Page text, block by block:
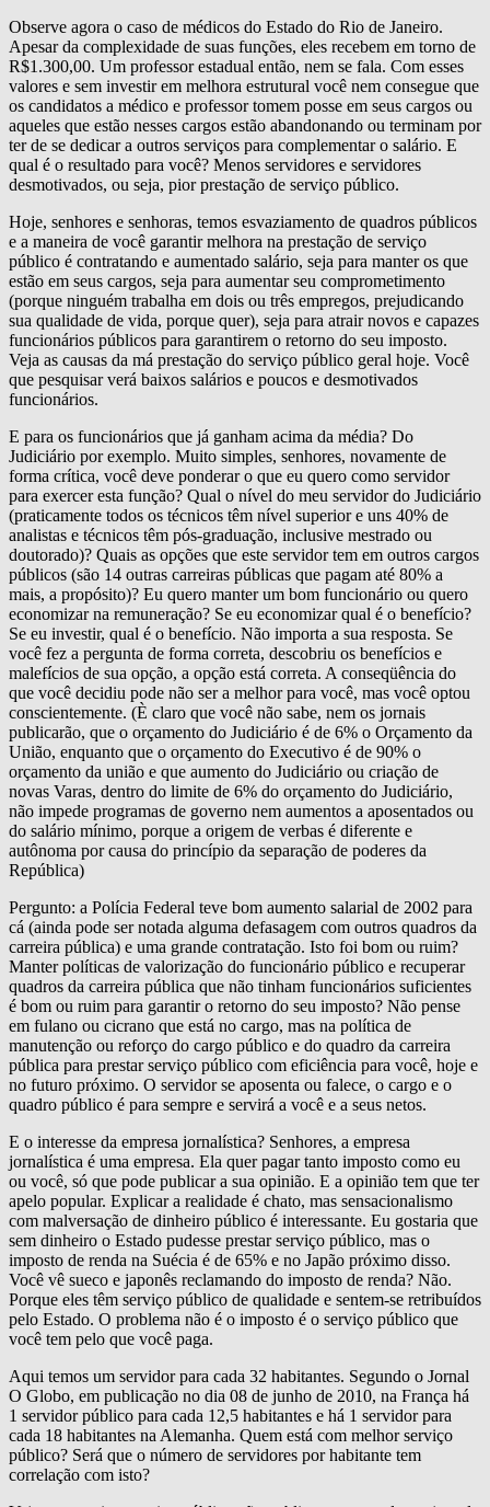
Observe agora o caso de médicos do Estado do Rio de Janeiro.
Apesar da complexidade de suas funções, eles recebem em torno de
R$1.300,00. Um professor estadual então, nem se fala. Com esses
valores e sem investir em melhora estrutural você nem consegue que
os candidatos a médico e professor tomem posse em seus cargos ou
aqueles que estão nesses cargos estão abandonando ou terminam por
ter de se dedicar a outros serviços para complementar o salário. E
qual é o resultado para você? Menos servidores e servidores
desmotivados, ou seja, pior prestação de serviço público.
Hoje, senhores e senhoras, temos esvaziamento de quadros públicos
e a maneira de você garantir melhora na prestação de serviço
público é contratando e aumentado salário, seja para manter os que
estão em seus cargos, seja para aumentar seu comprometimento
(porque ninguém trabalha em dois ou três empregos, prejudicando
sua qualidade de vida, porque quer), seja para atrair novos e capazes
funcionários públicos para garantirem o retorno do seu imposto.
Veja as causas da má prestação do serviço público geral hoje. Você
que pesquisar verá baixos salários e poucos e desmotivados
funcionários.
E para os funcionários que já ganham acima da média? Do
Judiciário por exemplo. Muito simples, senhores, novamente de
forma crítica, você deve ponderar o que eu quero como servidor
para exercer esta função? Qual o nível do meu servidor do Judiciário
(praticamente todos os técnicos têm nível superior e uns 40% de
analistas e técnicos têm pós-graduação, inclusive mestrado ou
doutorado)? Quais as opções que este servidor tem em outros cargos
públicos (são 14 outras carreiras públicas que pagam até 80% a
mais, a propósito)? Eu quero manter um bom funcionário ou quero
economizar na remuneração? Se eu economizar qual é o benefício?
Se eu investir, qual é o benefício. Não importa a sua resposta. Se
você fez a pergunta de forma correta, descobriu os benefícios e
malefícios de sua opção, a opção está correta. A conseqüência do
que você decidiu pode não ser a melhor para você, mas você optou
conscientemente. (È claro que você não sabe, nem os jornais
publicarão, que o orçamento do Judiciário é de 6% o Orçamento da
União, enquanto que o orçamento do Executivo é de 90% o
orçamento da união e que aumento do Judiciário ou criação de
novas Varas, dentro do limite de 6% do orçamento do Judiciário,
não impede programas de governo nem aumentos a aposentados ou
do salário mínimo, porque a origem de verbas é diferente e
autônoma por causa do princípio da separação de poderes da
República)
Pergunto: a Polícia Federal teve bom aumento salarial de 2002 para
cá (ainda pode ser notada alguma defasagem com outros quadros da
carreira pública) e uma grande contratação. Isto foi bom ou ruim?
Manter políticas de valorização do funcionário público e recuperar
quadros da carreira pública que não tinham funcionários suficientes
é bom ou ruim para garantir o retorno do seu imposto? Não pense
em fulano ou cicrano que está no cargo, mas na política de
manutenção ou reforço do cargo público e do quadro da carreira
pública para prestar serviço público com eficiência para você, hoje e
no futuro próximo. O servidor se aposenta ou falece, o cargo e o
quadro público é para sempre e servirá a você e a seus netos.
E o interesse da empresa jornalística? Senhores, a empresa
jornalística é uma empresa. Ela quer pagar tanto imposto como eu
ou você, só que pode publicar a sua opinião. E a opinião tem que ter
apelo popular. Explicar a realidade é chato, mas sensacionalismo
com malversação de dinheiro público é interessante. Eu gostaria que
sem dinheiro o Estado pudesse prestar serviço público, mas o
imposto de renda na Suécia é de 65% e no Japão próximo disso.
Você vê sueco e japonês reclamando do imposto de renda? Não.
Porque eles têm serviço público de qualidade e sentem-se retribuídos
pelo Estado. O problema não é o imposto é o serviço público que
você tem pelo que você paga.
Aqui temos um servidor para cada 32 habitantes. Segundo o Jornal
O Globo, em publicação no dia 08 de junho de 2010, na França há
1 servidor público para cada 12,5 habitantes e há 1 servidor para
cada 18 habitantes na Alemanha. Quem está com melhor serviço
público? Será que o número de servidores por habitante tem
correlação com isto?